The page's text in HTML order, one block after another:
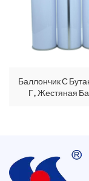
Баллончик С
Г, Жестяная